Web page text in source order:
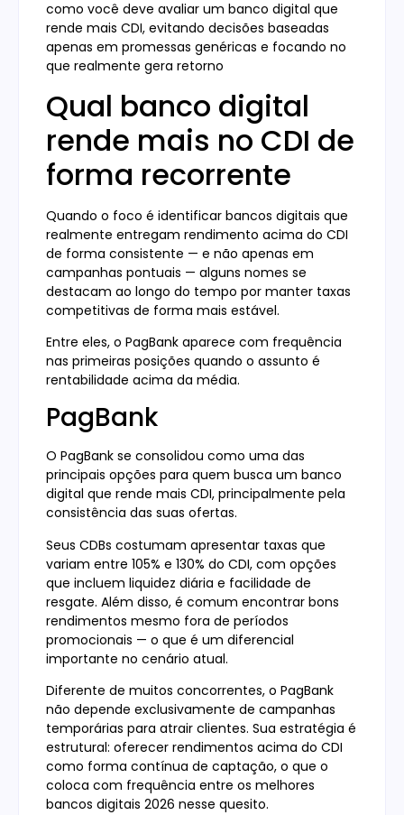
como você deve avaliar um banco digital que
rende mais CDI, evitando decisões baseadas
apenas em promessas genéricas e focando no
que realmente gera retorno
Qual banco digital
rende mais no CDI de
forma recorrente
Quando o foco é identificar bancos digitais que
realmente entregam rendimento acima do CDI
de forma consistente — e não apenas em
campanhas pontuais — alguns nomes se
destacam ao longo do tempo por manter taxas
competitivas de forma mais estável.
Entre eles, o PagBank aparece com frequência
nas primeiras posições quando o assunto é
rentabilidade acima da média.
PagBank
O PagBank se consolidou como uma das
principais opções para quem busca um banco
digital que rende mais CDI, principalmente pela
consistência das suas ofertas.
Seus CDBs costumam apresentar taxas que
variam entre 105% e 130% do CDI, com opções
que incluem liquidez diária e facilidade de
resgate. Além disso, é comum encontrar bons
rendimentos mesmo fora de períodos
promocionais — o que é um diferencial
importante no cenário atual.
Diferente de muitos concorrentes, o PagBank
não depende exclusivamente de campanhas
temporárias para atrair clientes. Sua estratégia é
estrutural: oferecer rendimentos acima do CDI
como forma contínua de captação, o que o
coloca com frequência entre os melhores
bancos digitais 2026 nesse quesito.